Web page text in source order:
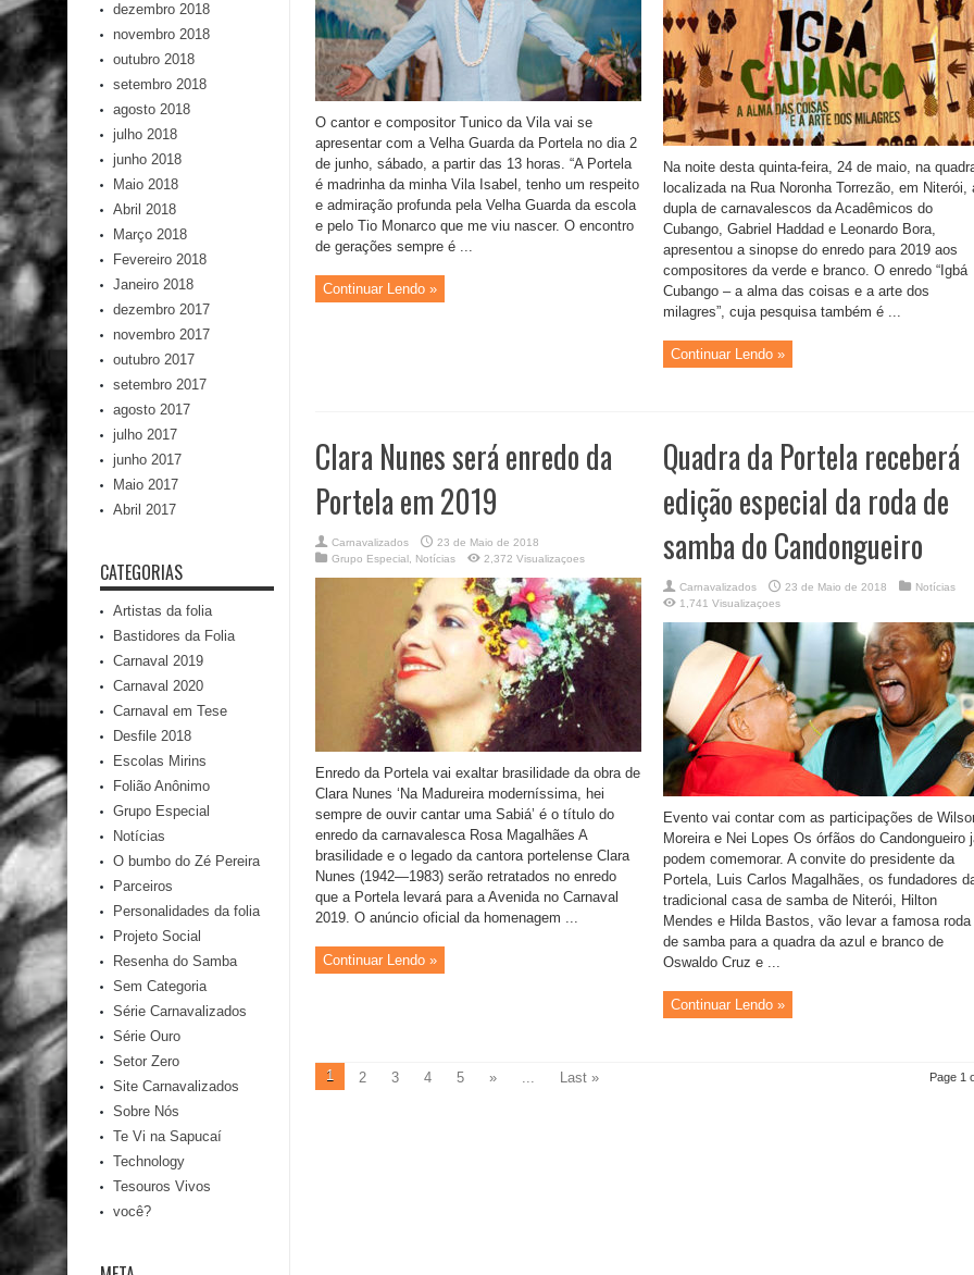
O cantor e compositor Tunico da Vila vai se
apresentar com a Velha Guarda da Portela no dia 2
de junho, sábado, a partir das 13 horas. “A Portela
é madrinha da minha Vila Isabel, tenho um respeito
e admiração profunda pela Velha Guarda da escola
e pelo Tio Monarco que me viu nascer. O encontro
de gerações sempre é ...
Continuar Lendo »
Na noite desta quinta-feira, 24 de maio, na
localizada na Rua Noronha Torrezão, em Niterói,
dupla de carnavalescos da Acadêmicos do
Cubango, Gabriel Haddad e Leonardo Bora,
apresentou a sinopse do enredo para 2019 aos
compositores da verde e branco. O enredo “Igbá
Cubango – a alma das coisas e a arte dos
milagres”, cuja pesquisa também é ...
Continuar Lendo »
Clara Nunes será enredo da
Portela em 2019
Carnavalizados
23 de Maio de 2018
Grupo Especial
Notícias 2,372 Visualizaçoes
Enredo da Portela vai exaltar brasilidade da obra de
Clara Nunes ‘Na Madureira moderníssima, hei
sempre de ouvir cantar uma Sabiá’ é o título do
enredo da carnavalesca Rosa Magalhães A
brasilidade e o legado da cantora portelense Clara
Nunes (1942—1983) serão retratados no enredo
que a Portela levará para a Avenida no Carnaval
2019. O anúncio oficial da homenagem ...
Continuar Lendo »
Quadra da Portela receberá
edição especial da roda de
samba do Candongueiro
Carnavalizados 23 de Maio de 2018
Notícias
1,741 Visualizaçoes
Evento vai contar com as participações de
Moreira e Nei Lopes Os órfãos do Candongueiro
podem comemorar. A convite do presidente da
Portela, Luis Carlos Magalhães, os fundadores
tradicional casa de samba de Niterói, Hilton
Mendes e Hilda Bastos, vão levar a famosa roda
de samba para a quadra da azul e branco de
Oswaldo Cruz e ...
Continuar Lendo »
Page 1
1 2 3 4 5 » ... Last »
dezembro 2018
novembro 2018
outubro 2018
setembro 2018
agosto 2018
julho 2018
junho 2018
Maio 2018
Abril 2018
Março 2018
Fevereiro 2018
Janeiro 2018
dezembro 2017
novembro 2017
outubro 2017
setembro 2017
agosto 2017
julho 2017
junho 2017
Maio 2017
Abril 2017
CATEGORIAS
Artistas da folia
Bastidores da Folia
Carnaval 2019
Carnaval 2020
Carnaval em Tese
Desfile 2018
Escolas Mirins
Folião Anônimo
Grupo Especial
Notícias
O bumbo do Zé Pereira
Parceiros
Personalidades da folia
Projeto Social
Resenha do Samba
Sem Categoria
Série Carnavalizados
Série Ouro
Setor Zero
Site Carnavalizados
Sobre Nós
Te Vi na Sapucaí
Technology
Tesouros Vivos
você?